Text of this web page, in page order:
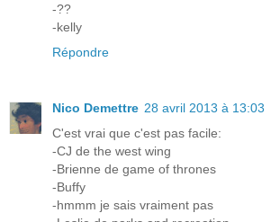
-??
-kelly
Répondre
Nico Demettre 28 avril 2013 à 13:03
C'est vrai que c'est pas facile:
-CJ de the west wing
-Brienne de game of thrones
-Buffy
-hmmm je sais vraiment pas